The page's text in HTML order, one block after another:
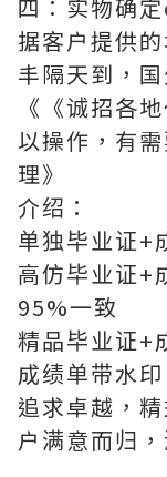
四：实物确
据客户提供
丰隔天到，
《《诚招各
以操作，有
理》
介绍：
单独毕业证+
高仿毕业证+
95%一致
精品毕业证+
成绩单带水
追求卓越，
户满意而归